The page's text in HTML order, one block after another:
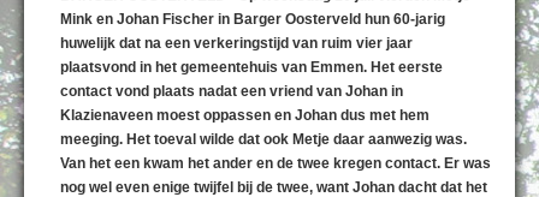
Mink en Johan Fischer in Barger Oosterveld hun 60-jarig
huwelijk dat na een verkeringstijd van ruim vier jaar
plaatsvond in het gemeentehuis van Emmen. Het eerste
contact vond plaats nadat een vriend van Johan in
Klazienaveen moest oppassen en Johan dus met hem
meeging. Het toeval wilde dat ook Metje daar aanwezig was.
Van het een kwam het ander en de twee kregen contact. Er was
nog wel even enige twijfel bij de twee, want Johan dacht dat het